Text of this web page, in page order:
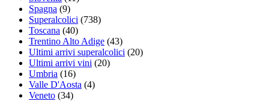
Spagna (9)
Superalcolici (738)
Toscana (40)
Trentino Alto Adige (43)
Ultimi arrivi superalcolici (20)
Ultimi arrivi vini (20)
Umbria (16)
Valle D'Aosta (4)
Veneto (34)